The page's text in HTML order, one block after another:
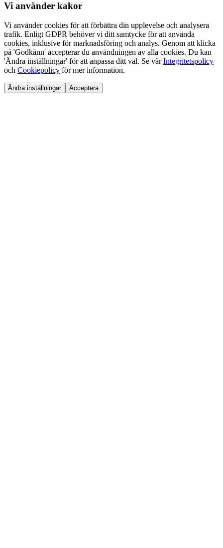
Vi använder kakor
Vi använder cookies för att förbättra din upplevelse och analysera
trafik. Enligt GDPR behöver vi ditt samtycke för att använda
cookies, inklusive för marknadsföring och analys. Genom att klicka
på 'Godkänn' accepterar du användningen av alla cookies. Du kan
'Ändra inställningar' för att anpassa ditt val. Se vårIntegritetspolicy
och Cookiepolicy för mer information.
Ändra inställningar Acceptera